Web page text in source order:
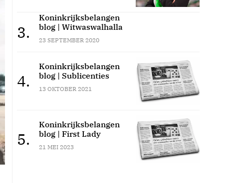
3.
Koninkrijksbelangen
blog | Witwaswalhalla
23 SEPTEMBER 2020
4.
Koninkrijksbelangen
blog | Sublicenties
13 OKTOBER 2021
5.
Koninkrijksbelangen
blog | First Lady
21 MEI 2023